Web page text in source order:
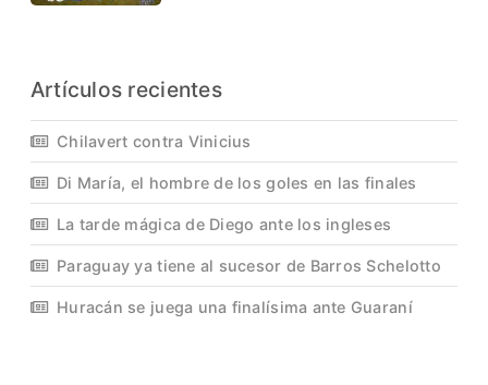
Artículos recientes
Chilavert contra Vinicius
Di María, el hombre de los goles en las finales
La tarde mágica de Diego ante los ingleses
Paraguay ya tiene al sucesor de Barros Schelotto
Huracán se juega una finalísima ante Guaraní